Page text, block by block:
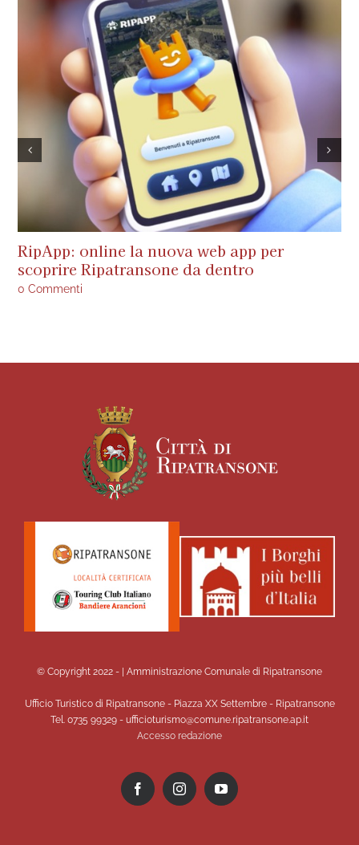
RipApp: online la nuova web app per
scoprire Ripatransone da dentro
0 Commenti
© Copyright 2022 - | Amministrazione Comunale di Ripatransone
Ufficio Turistico di Ripatransone - Piazza XX Settembre - Ripatransone
Tel. 0735 99329 - ufficioturismo@comune.ripatransone.ap.it
Accesso redazione
FacebookInstagramYouTube